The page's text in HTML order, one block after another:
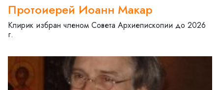
Протоиерей Иоанн Макар
Клирик избран членом Совета Архиепископии до 2026
г.